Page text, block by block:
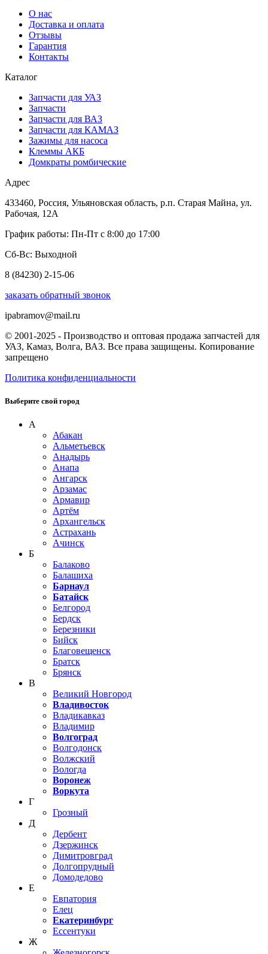
О нас
Доставка и оплата
Отзывы
Гарантия
Контакты
Каталог
Запчасти для УАЗ
Запчасти
Запчасти для ВАЗ
Запчасти для КАМАЗ
Зажимы для насоса
Клеммы АКБ
Домкраты ромбические
Адрес
433460, Россия, Ульяновская область, р.п. Старая Майна, ул.
Рабочая, 12А
График работы: Пн-Пт с 8:00 до 17:00
Сб-Вс: Выходной
8 (84230) 2-15-06
заказать обратный звонок
ipabramov@mail.ru
© 2001-2025 - Производство и оптовая продажа запчастей для
УАЗ, Камаз, Волга, ВАЗ. Все права защищены. Копирование
запрещено
Политика конфиденциальности
Выберите свой город
А
Абакан
Альметьевск
Анадырь
Анапа
Ангарск
Арзамас
Армавир
Артём
Архангельск
Астрахань
Ачинск
Б
Балаково
Балашиха
Барнаул
Батайск
Белгород
Бердск
Березники
Бийск
Благовещенск
Братск
Брянск
В
Великий Новгород
Владивосток
Владикавказ
Владимир
Волгоград
Волгодонск
Волжский
Вологда
Воронеж
Воркута
Г
Грозный
Д
Дербент
Дзержинск
Димитровград
Долгопрудный
Домодедово
Е
Евпатория
Елец
Екатеринбург
Ессентуки
Ж